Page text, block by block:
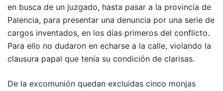
en busca de un juzgado, hasta pasar a la provincia de
Palencia, para presentar una denuncia por una serie de
cargos inventados, en los días primeros del conflicto.
Para ello no dudaron en echarse a la calle, violando la
clausura papal que tenía su condición de clarisas.
De la excomunión quedan excluidas cinco monjas